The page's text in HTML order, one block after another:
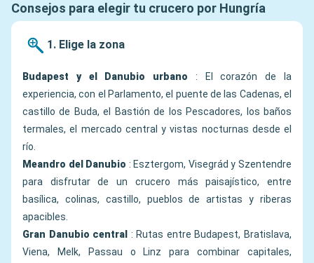
Consejos para elegir tu crucero por Hungría
1. Elige la zona
Budapest y el Danubio urbano : El corazón de la
experiencia, con el Parlamento, el puente de las Cadenas, el
castillo de Buda, el Bastión de los Pescadores, los baños
termales, el mercado central y vistas nocturnas desde el
río.
Meandro del Danubio : Esztergom, Visegrád y Szentendre
para disfrutar de un crucero más paisajístico, entre
basílica, colinas, castillo, pueblos de artistas y riberas
apacibles.
Gran Danubio central : Rutas entre Budapest, Bratislava,
Viena, Melk, Passau o Linz para combinar capitales,